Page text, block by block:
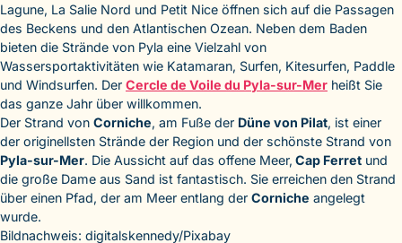
Lagune, La Salie Nord und Petit Nice öffnen sich auf die Passagen
des Beckens und den Atlantischen Ozean. Neben dem Baden
bieten die Strände von Pyla eine Vielzahl von
Wassersportaktivitäten wie Katamaran, Surfen, Kitesurfen, Paddle
und Windsurfen. Der Cercle de Voile du Pyla-sur-Mer heißt Sie
das ganze Jahr über willkommen.
Der Strand von Corniche, am Fuße der Düne von Pilat, ist einer
der originellsten Strände der Region und der schönste Strand von
Pyla-sur-Mer. Die Aussicht auf das offene Meer, Cap Ferret und
die große Dame aus Sand ist fantastisch. Sie erreichen den Strand
über einen Pfad, der am Meer entlang der Corniche angelegt
wurde.
Bildnachweis: digitalskennedy/Pixabay